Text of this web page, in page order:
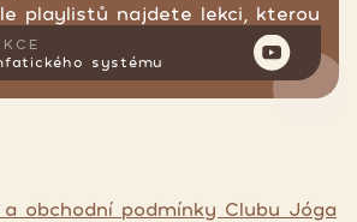
playlistů najdete lekci, kterou
systému
obchodní podmínky Clubu Jóga